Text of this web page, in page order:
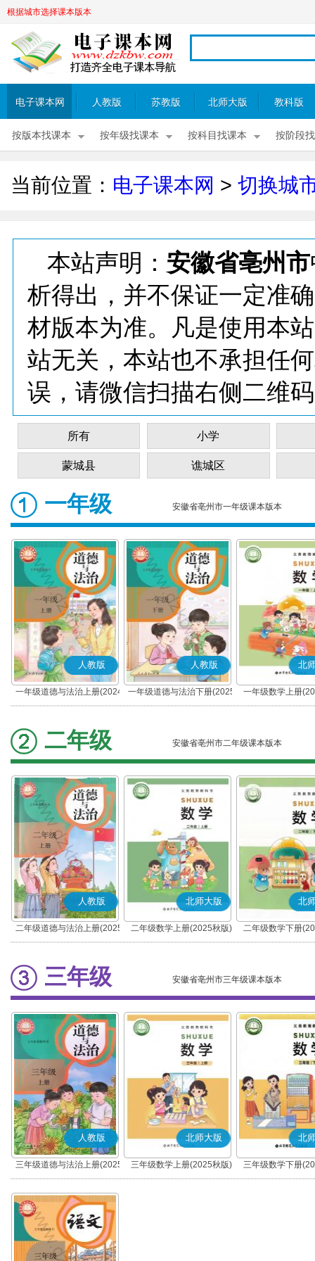
根据城市选择课本版本
电子课本网 人教版 苏教版 北师大版 教科版
按版本找课本 按年级找课本 按科目找课本 按阶段
当前位置： 电子课本网 > 切换城
本站声明： 安徽省亳州市
析得出，并不保证一定准
材版本为准。凡是使用本
站无关，本站也不承担任
误，请微信扫描右侧二维
所有 小学
蒙城县 谯城区
一年级 安徽省亳州市一年级课本版本
人教版
一年级道德与法治上册(2024
秋版)(部编版)
人教版
一年级道德与法治下册(2025
春版)(部编版)
北
一年级数学上册
二年级 安徽省亳州市二年级课本版本
人教版
二年级道德与法治上册(2025
秋版)(部编版)
北师大版
二年级数学上册(2025秋版)
北
二年级数学下册
三年级 安徽省亳州市三年级课本版本
人教版
三年级道德与法治上册(2025
秋版)(部编版)
北师大版
三年级数学上册(2025秋版)
北
三年级数学下册